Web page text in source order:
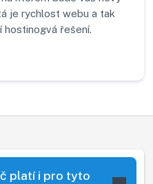
je rychlost webu a tak
hostinogvá řešení.
platí i pro tyto